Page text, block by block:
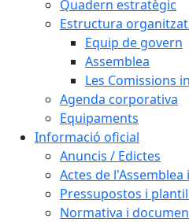
Quadern estratègic
Estructura
Equip de govern
Assemblea
Les Comissions
Agenda corporativa
Equipaments
Informació oficial
Anuncis / Edictes
Actes de l'Assemblea
Pressupostos i
Normativa i